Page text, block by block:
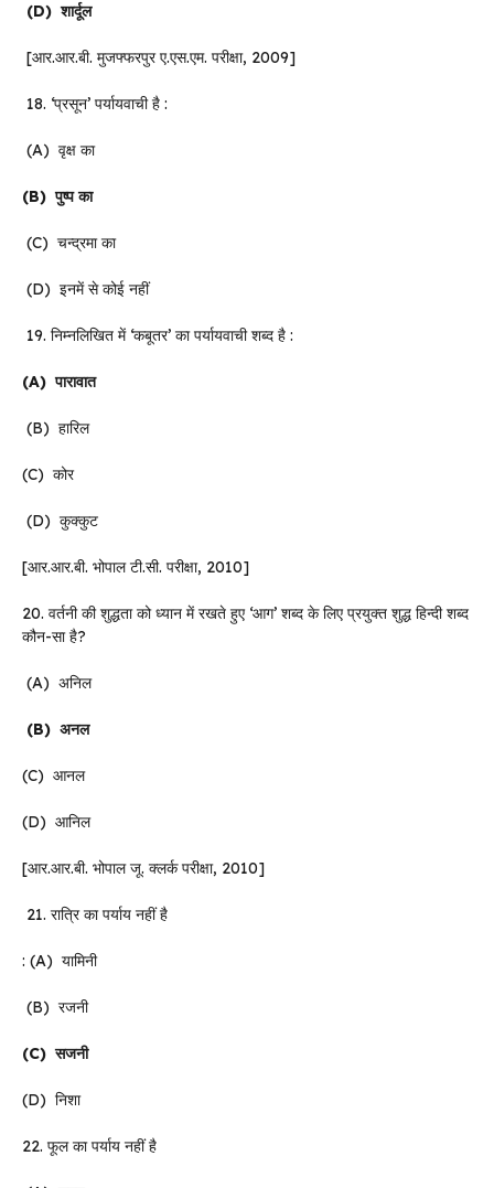
(D)शार्दूल
[आर.आर.बी. मुजफ्फरपुर ए.एस.एम. परीक्षा, 2009]
18. ‘प्रसून’ पर्यायवाची है :
(A) वृक्ष का
(B)पुष्प का
(C) चन्द्रमा का
(D) इनमें से कोई नहीं
19. निम्नलिखित में ‘कबूतर’ का पर्यायवाची शब्द है :
(A)पारावात
(B) हारिल
(C) कोर
(D) कुक्कुट
[आर.आर.बी. भोपाल टी.सी. परीक्षा, 2010]
20. वर्तनी की शुद्धता को ध्यान में रखते हुए ‘आग’ शब्द के लिए प्रयुक्त शुद्ध हिन्दी शब्द
कौन-सा है?
(A) अनिल
(B) अनल
(C) आनल
(D) आनिल
[आर.आर.बी. भोपाल जू. क्लर्क परीक्षा, 2010]
21. रात्रि का पर्याय नहीं है
: (A) यामिनी
(B) रजनी
(C)सजनी
(D) निशा
22. फूल का पर्याय नहीं है